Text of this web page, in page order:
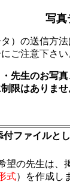
写真
）の送信方
ご注意下さい
先生のお写
限はありませ
付ファイルと
望の先生は、
式）を作成し